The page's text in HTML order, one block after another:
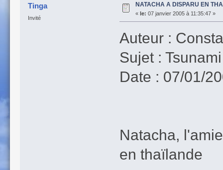
Tinga
Invité
NATACHA A DISPARU EN
« le: 07 janvier 2005 à 11:35:47 »
Auteur :
Sujet : Tsunami
Date : 07/01/
Natacha,
en thaïlande